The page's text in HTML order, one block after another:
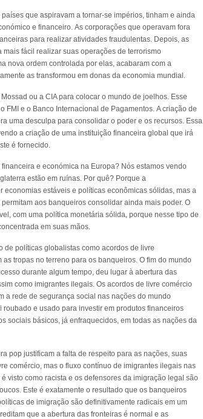
que aspiravam a tornar-se impérios, tinham e ainda
e financeiro. As corporações que operavam fora
para realizar atividades fraudulentas. Depois, as
fácil realizar suas operações de terrorismo
nova ordem controlada por elas, acabaram com a
as transformou em donas da economia mundial.
ou a CIA para colocar o mundo de joelhos. Esse
FMI e o Banco Internacional de Pagamentos. A criação de
uma desculpa para consolidar o poder e os recursos. Essa
a criação de uma instituição financeira global que irá
é fornecido.
e económica na Europa? Nós estamos vendo
estão em ruínas. Por quê? Porque a
estáveis e políticas econômicas sólidas, mas a
aos banqueiros consolidar ainda mais poder. O
com uma política monetária sólida, porque nesse tipo de
em suas mãos.
de políticas globalistas como acordos de livre
as tropas no terreno para os banqueiros. O fim do mundo
durante algum tempo, deu lugar à abertura das
como imigrantes ilegais. Os acordos de livre comércio
a rede de segurança social nas nações do mundo
e usado para investir em produtos financeiros
sociais básicos, já enfraquecidos, em todas as nações da
pop justificam a falta de respeito para as nações, suas
comércio, mas o fluxo contínuo de imigrantes ilegais nas
visto como racista e os defensores da imigração legal são
Este é exatamente o resultado que os banqueiros
de imigração são definitivamente radicais em um
que a abertura das fronteiras é normal e as